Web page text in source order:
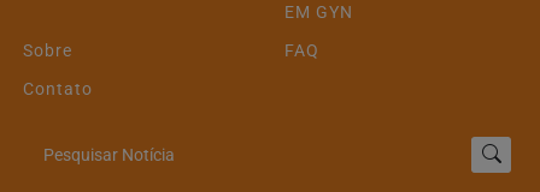
EM GYN
Sobre
FAQ
Contato
Pesquisar Notícia